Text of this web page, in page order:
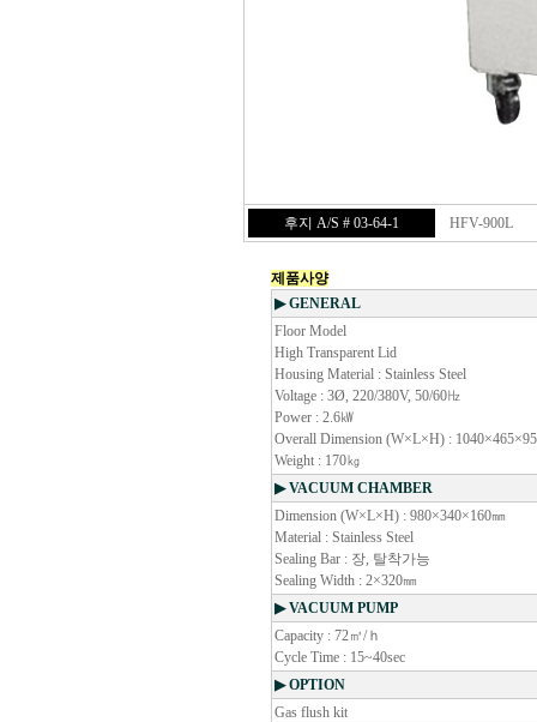
후지 A/S # 03-64-1 HFV-900L
제품사양
▶ GENERAL
Floor Model
High Transparent Lid
Housing Material : Stainless Steel
Voltage : 3Ø, 220/380V, 50/60㎐
Power : 2.6㎾
Overall Dimension (W×L×H) :
Weight : 170㎏
▶ VACUUM CHAMBER
Dimension (W×L×H) : 980×340×160㎜
Material : Stainless Steel
Sealing Bar : 장, 탈착가능
Sealing Width : 2×320㎜
▶ VACUUM PUMP
Capacity : 72㎥/ｈ
Cycle Time : 15~40sec
▶ OPTION
Gas flush kit